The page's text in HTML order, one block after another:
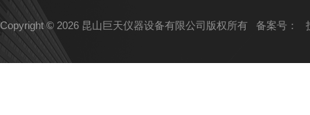
Copyright © 2026 昆山巨天仪器设备有限公司版权所有 备案号：